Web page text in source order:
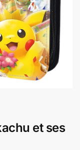
et ses